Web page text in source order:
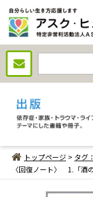
トップページ > タグ
〈回復ノート〉 1.「酒